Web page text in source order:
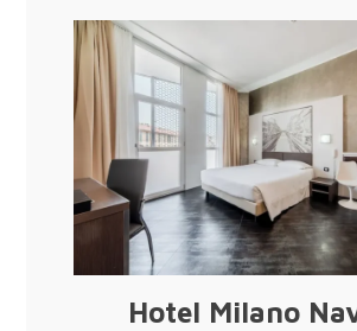
Hotel Milano